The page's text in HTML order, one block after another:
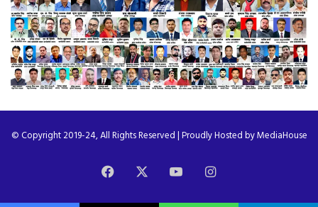
© Copyright 2019-24, All Rights Reserved | Proudly Hosted byMediaHouse
Facebook YouTubeInstagram